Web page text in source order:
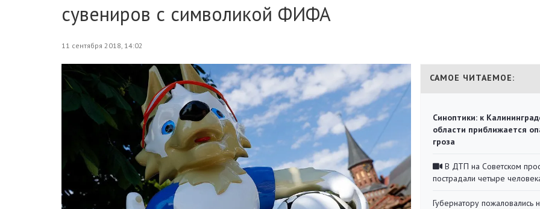
сувениров с символикой ФИФА
11 сентября 2018, 14:02
САМОЕ ЧИТАЕМОЕ:
Синоптики: к
области приближается
гроза
В ДТП на Советском
пострадали четыре
Губернатору пожаловались